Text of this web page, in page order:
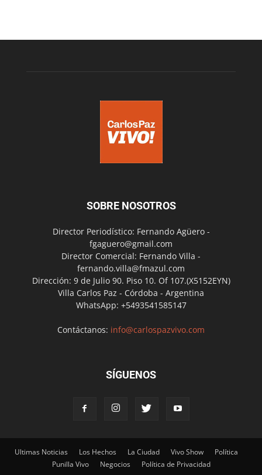
SOBRE NOSOTROS
Director Periodístico: Fernando Agüero -
fgaguero@gmail.com
Director Comercial: Fernando Villa -
fernando.villa@fmazul.com
Dirección: 9 de Julio 90. Piso 10. Of 107.(X5152EYN)
Villa Carlos Paz - Córdoba - Argentina
WhatsApp: +5493541585147
Contáctanos: info@carlospazvivo.com
SÍGUENOS
Ultimas Noticias Los Hechos La Ciudad Vivo Show
Política
Punilla Vivo
Negocios Política de Privacidad